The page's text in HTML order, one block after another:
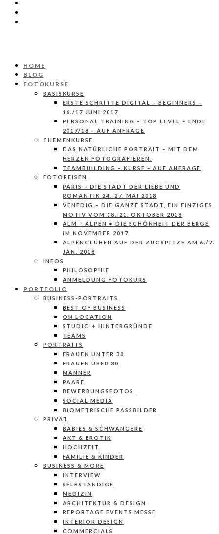
HOME
BLOG
FOTOKURSE
BASISKURSE
ERSTE SCHRITTE DIGITAL – BEGINNERS –
16./17 JUNI 2017
PERSONAL TRAINING – TOP LEVEL – ENDE
2017/18 – AUF ANFRAGE
THEMENKURSE
DAS NATÜRLICHE PORTRAIT – MIT DEM
HERZEN FOTOGRAFIEREN.
TEAMBUILDING – KURSE – AUF ANFRAGE
FOTOREISEN
PARIS – DIE STADT DER LIEBE UND
ROMANTIK 24.-27. MAI 2018
VENEDIG – DIE GANZE STADT, EIN EINZIGES
MOTIV VOM 18.-21. OKTOBER 2018
ALM – ALPEN • DIE SCHÖNHEIT DER BERGE
IM NOVEMBER 2017
ALPENGLÜHEN AUF DER ZUGSPITZE AM 6./7.
JAN. 2018
INFOS
PHILOSOPHIE
ANMELDUNG FOTOKURS
PORTFOLIO
BUSINESS-PORTRAITS
BEST OF BUSINESS
ON LOCATION
STUDIO + HINTERGRÜNDE
TEAMS
PORTRAITS
FRAUEN UNTER 30
FRAUEN ÜBER 30
MÄNNER
PAARE
BEWERBUNGSFOTOS
SOCIAL MEDIA
BIOMETRISCHE PASSBILDER
PRIVAT
BABIES & SCHWANGERE
AKT & EROTIK
HOCHZEIT
FAMILIE & KINDER
BUSINESS & MORE
INTERVIEW
SELBSTÄNDIGE
MEDIZIN
ARCHITEKTUR & DESIGN
REPORTAGE EVENTS MESSE
INTERIOR DESIGN
COMMERCIALS